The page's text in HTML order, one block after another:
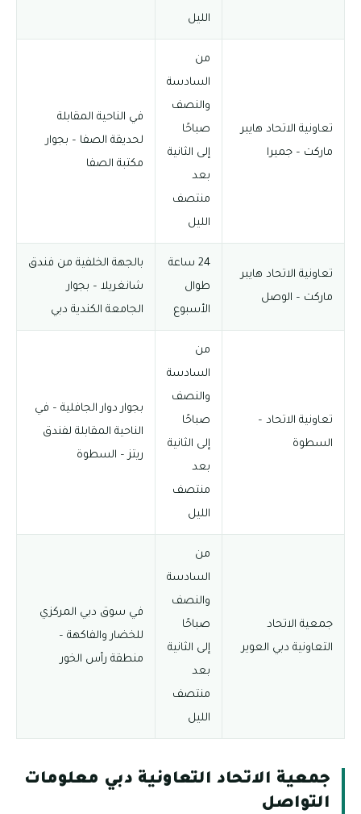
الليل
تعاونية الاتحاد هايبر
ماركت – جميرا
من
السادسة
والنصف
صباحًا
إلى الثانية
بعد
منتصف
الليل
في الناحية المقابلة
لحديقة الصفا – بجوار
مكتبة الصفا
تعاونية الاتحاد هايبر
ماركت – الوصل
24 ساعة
طوال
الأسبوع
بالجهة الخلفية من فندق
شانغريلا – بجوار
الجامعة الكندية دبي
تعاونية الاتحاد –
السطوة
من
السادسة
والنصف
صباحًا
إلى الثانية
بعد
منتصف
الليل
بجوار دوار الجافلية – في
الناحية المقابلة لفندق
ريتز – السطوة
جمعية الاتحاد
التعاونية دبي العوير
من
السادسة
والنصف
صباحًا
إلى الثانية
بعد
منتصف
الليل
في سوق دبي المركزي
للخضار والفاكهة –
منطقة رأس الخور
جمعية الاتحاد التعاونية دبي معلومات
التواصل